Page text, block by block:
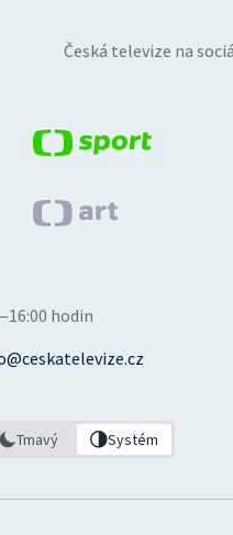
Česká televize na
hodin
Tmavý Systém